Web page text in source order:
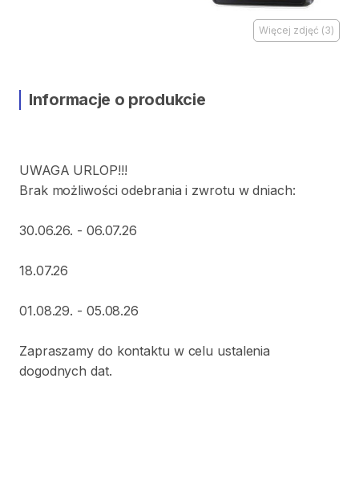
Więcej zdjęć (3)
Informacje o produkcie
UWAGA URLOP!!!
Brak możliwości odebrania i zwrotu w dniach:
30.06.26. - 06.07.26
18.07.26
01.08.29. - 05.08.26
Zapraszamy do kontaktu w celu ustalenia
dogodnych dat.